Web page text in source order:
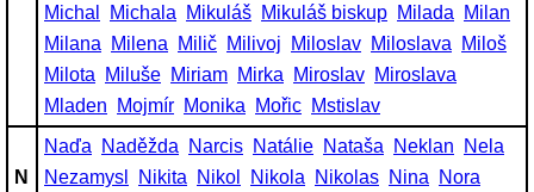
Michal
Michala Mikuláš Mikuláš biskup Milada
Milan
Milana
Milena Milič Milivoj Miloslav Miloslava
Miloš
Milota
Miluše Miriam Mirka Miroslav Miroslava
Mladen
Mojmír Monika Mořic Mstislav
N
Naďa Naděžda Narcis Natálie Nataša Neklan
Nela
Nezamysl
Nikita Nikol Nikola Nikolas Nina
Nora